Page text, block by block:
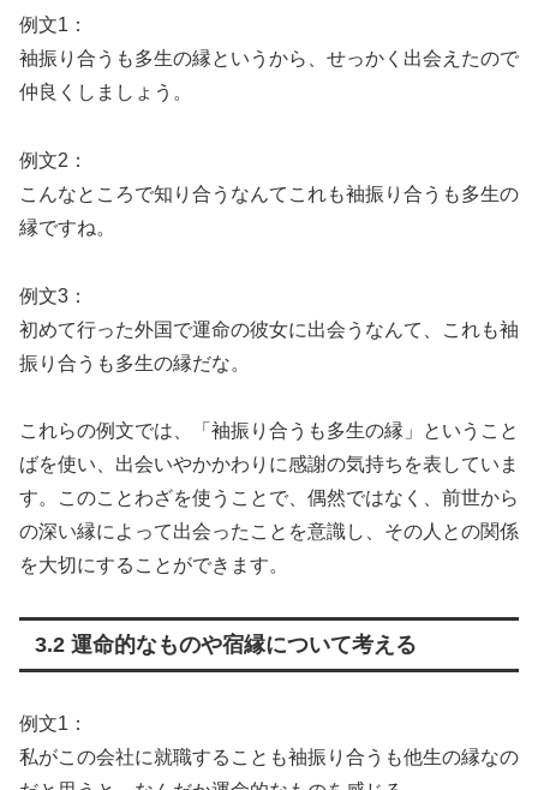
例文1：
袖振り合うも多生の縁というから、せっかく出会えたので
仲良くしましょう。
例文2：
こんなところで知り合うなんてこれも袖振り合うも多生の
縁ですね。
例文3：
初めて行った外国で運命の彼女に出会うなんて、これも袖
振り合うも多生の縁だな。
これらの例文では、「袖振り合うも多生の縁」ということ
ばを使い、出会いやかかわりに感謝の気持ちを表していま
す。このことわざを使うことで、偶然ではなく、前世から
の深い縁によって出会ったことを意識し、その人との関係
を大切にすることができます。
3.2 運命的なものや宿縁について考える
例文1：
私がこの会社に就職することも袖振り合うも他生の縁なの